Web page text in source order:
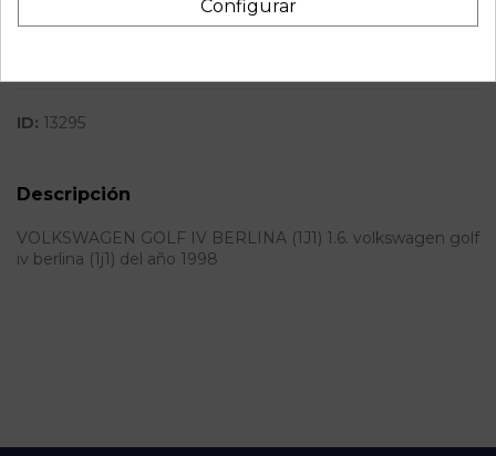
Almacén
49349
ID: 13295
Descripción
VOLKSWAGEN GOLF IV BERLINA (1J1) 1.6. volkswagen golf
iv berlina (1j1) del año 1998
Configurar